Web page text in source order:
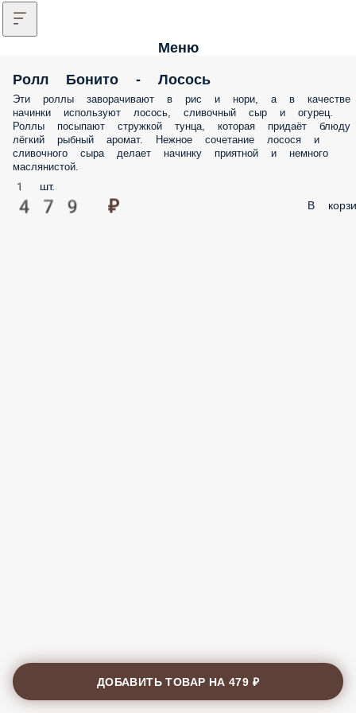
Меню
Ролл Бонито - Лосось
Эти роллы заворачивают в рис и нори, а в качестве
начинки используют лосось, сливочный сыр и огурец.
Роллы посыпают стружкой тунца, которая придаёт блюду
лёгкий рыбный аромат. Нежное сочетание лосося и
сливочного сыра делает начинку приятной и немного
маслянистой.
1 шт.
479 ₽ В
ДОБАВИТЬ ТОВАР НА479 ₽